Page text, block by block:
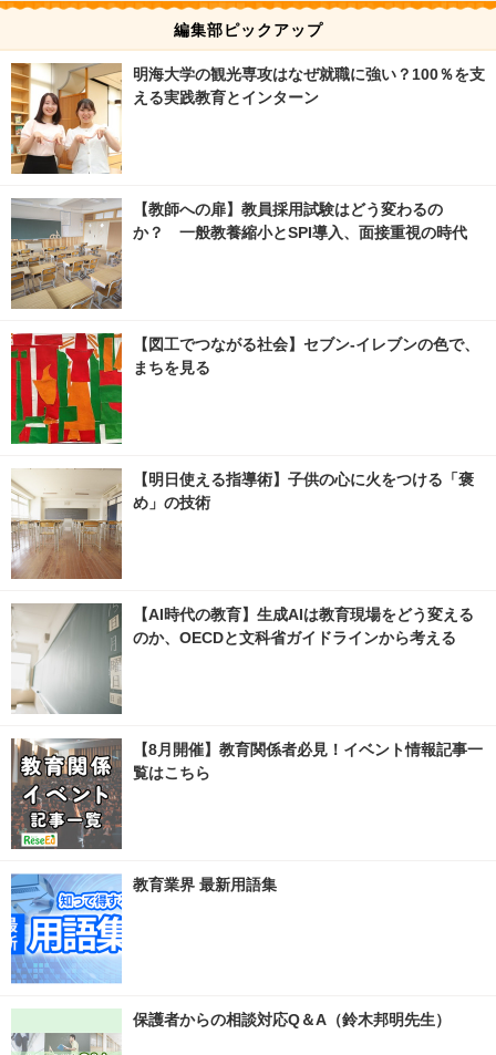
編集部ピックアップ
明海大学の観光専攻はなぜ就職に強い？100％を支
える実践教育とインターン
【教師への扉】教員採用試験はどう変わるの
か？ 一般教養縮小とSPI導入、面接重視の時代
【図工でつながる社会】セブン‐イレブンの色で、
まちを見る
【明日使える指導術】子供の心に火をつける「褒
め」の技術
【AI時代の教育】生成AIは教育現場をどう変える
のか、OECDと文科省ガイドラインから考える
【8月開催】教育関係者必見！イベント情報記事一
覧はこちら
教育業界 最新用語集
保護者からの相談対応Q＆A（鈴木邦明先生）